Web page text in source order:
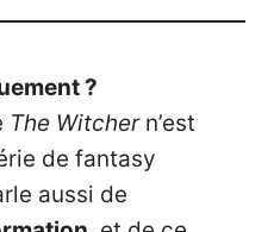
?
The Witchern’est
de fantasy
aussi de